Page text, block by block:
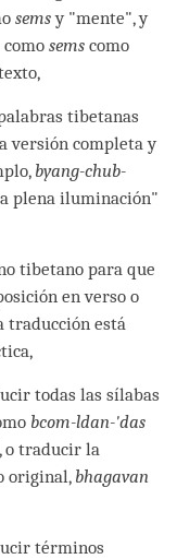
semsy "mente", y
comosems como
tibetanas
versión completa y
byang-chub-
plena iluminación"
tibetano para que
en verso o
traducción está
todas las sílabas
bcom-ldan-'das
o traducir la
original, bhagavan
términos